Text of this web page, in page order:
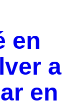
en
a
en